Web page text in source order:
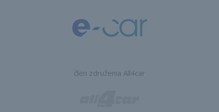
člen združenia All4car